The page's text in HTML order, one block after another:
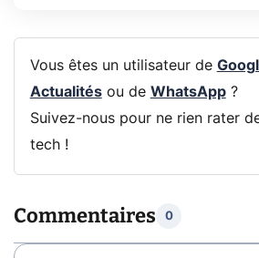
Vous êtes un utilisateur de
Actualitésou de WhatsApp?
Suivez-nous pour ne rien rater
tech !
Commentaires 0